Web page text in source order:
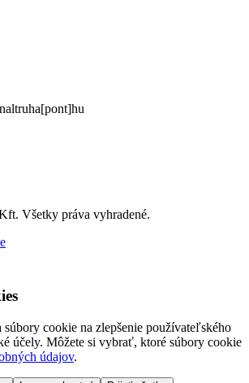
Všetky práva vyhradené.
súbory cookie na zlepšenie používateľského
účely. Môžete si vybrať, ktoré súbory cookie
údajov.